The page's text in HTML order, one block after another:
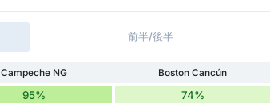
前半/後半
Campeche NG
Boston Cancún
95% 74%